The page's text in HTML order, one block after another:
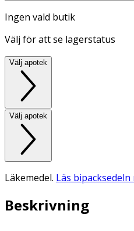
Ingen vald butik
Välj för att se lagerstatus
Välj apotek
Välj apotek
Läkemedel. Läs
Beskrivning